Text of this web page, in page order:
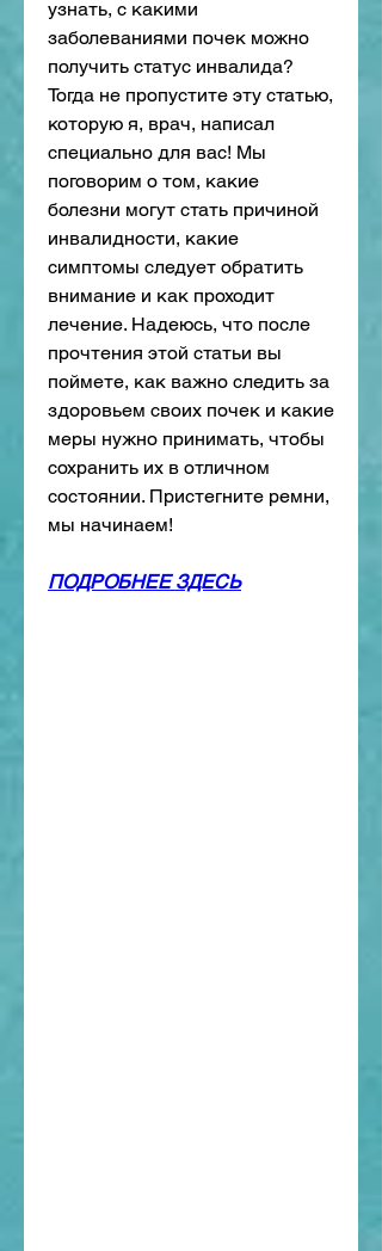
узнать, с какими
заболеваниями почек можно
получить статус инвалида?
Тогда не пропустите эту статью,
которую я, врач, написал
специально для вас! Мы
поговорим о том, какие
болезни могут стать причиной
инвалидности, какие
симптомы следует обратить
внимание и как проходит
лечение. Надеюсь, что после
прочтения этой статьи вы
поймете, как важно следить за
здоровьем своих почек и какие
меры нужно принимать, чтобы
сохранить их в отличном
состоянии. Пристегните ремни,
мы начинаем!
ПОДРОБНЕЕ ЗДЕСЬ